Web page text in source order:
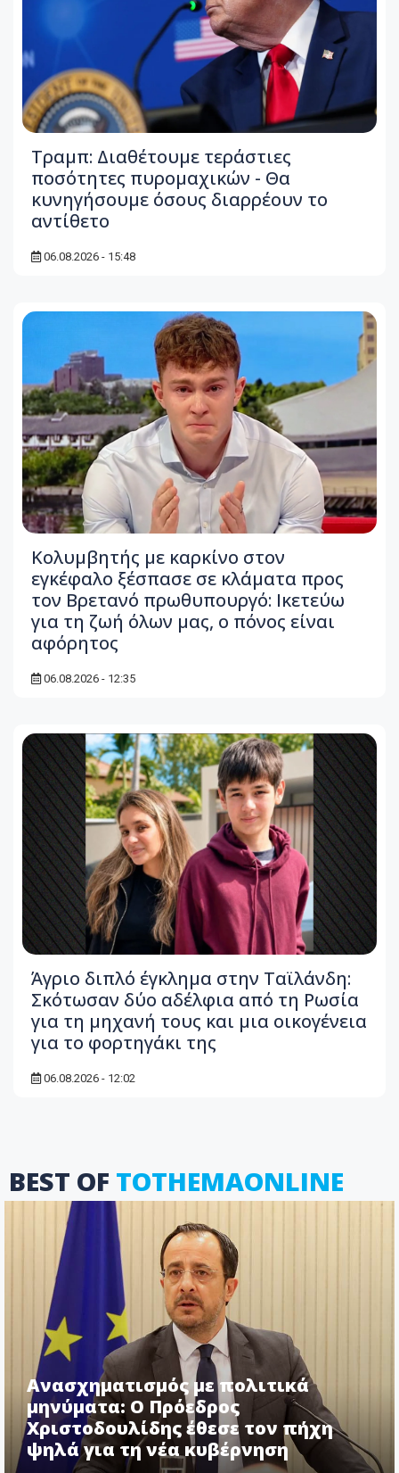
Τραμπ: Διαθέτουμε τεράστιες
ποσότητες πυρομαχικών - Θα
κυνηγήσουμε όσους διαρρέουν το
αντίθετο
06.08.2026 - 15:48
Κολυμβητής με καρκίνο στον
εγκέφαλο ξέσπασε σε κλάματα προς
τον Βρετανό πρωθυπουργό: Ικετεύω
για τη ζωή όλων μας, ο πόνος είναι
αφόρητος
06.08.2026 - 12:35
Άγριο διπλό έγκλημα στην Ταϊλάνδη:
Σκότωσαν δύο αδέλφια από τη Ρωσία
για τη μηχανή τους και μια οικογένεια
για το φορτηγάκι της
06.08.2026 - 12:02
BEST OF TOTHEMAONLINE
Ανασχηματισμός με πολιτικά
μηνύματα: Ο Πρόεδρος
Χριστοδουλίδης έθεσε τον πήχη
ψηλά για τη νέα κυβέρνηση